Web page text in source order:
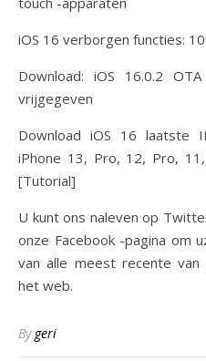
iOS 16 verborgen functies:
Download: iOS 16.0.2
vrijgegeven
Download iOS 16 laatste
iPhone 13, Pro, 12, Pro,
[Tutorial]
U kunt ons naleven op
onze Facebook -pagina om
van alle meest recente van
het web.
By geri